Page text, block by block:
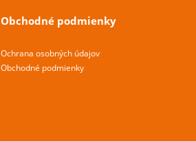
Obchodné podmienky
Ochrana osobných údajov
Obchodné podmienky